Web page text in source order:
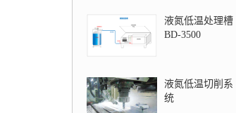
液氮低温处理槽
BD-3500
液氮低温切削系
统